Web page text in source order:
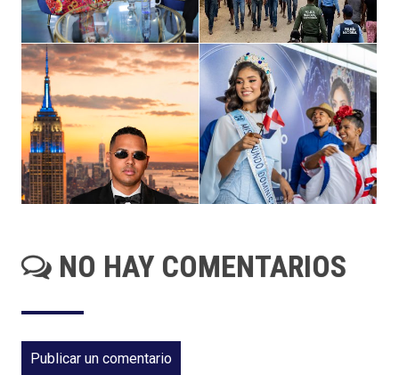
NO HAY COMENTARIOS
Publicar un comentario